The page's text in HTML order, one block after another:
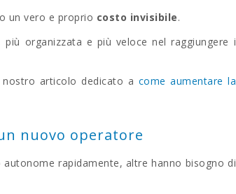
un vero e proprio costo invisibile.
più organizzata e più veloce nel raggiungere i
nostro articolo dedicato a come aumentare la
nuovo operatore
rapidamente, altre hanno bisogno di